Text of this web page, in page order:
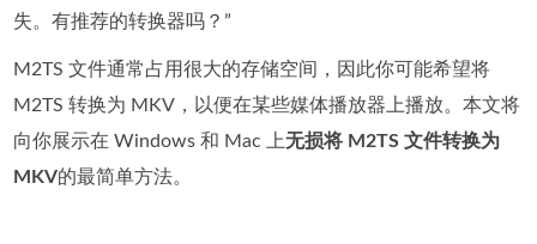
失。有推荐的转换器吗？”
M2TS 文件通常占用很大的存储空间，因此你可能希望将
M2TS 转换为 MKV，以便在某些媒体播放器上播放。本文将
向你展示在 Windows 和 Mac 上无损将 M2TS 文件转换为
MKV的最简单方法。